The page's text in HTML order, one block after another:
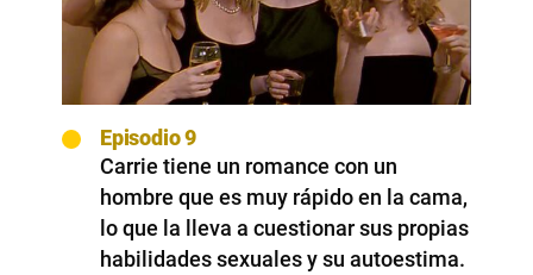
Episodio 9
Carrie tiene un romance con un
hombre que es muy rápido en la cama,
lo que la lleva a cuestionar sus propias
habilidades sexuales y su autoestima.